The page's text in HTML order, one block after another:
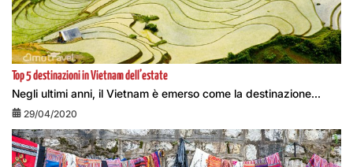
Top 5 destinazioni in Vietnam dell’estate
Negli ultimi anni, il Vietnam è emerso come la destinazione...
29/04/2020